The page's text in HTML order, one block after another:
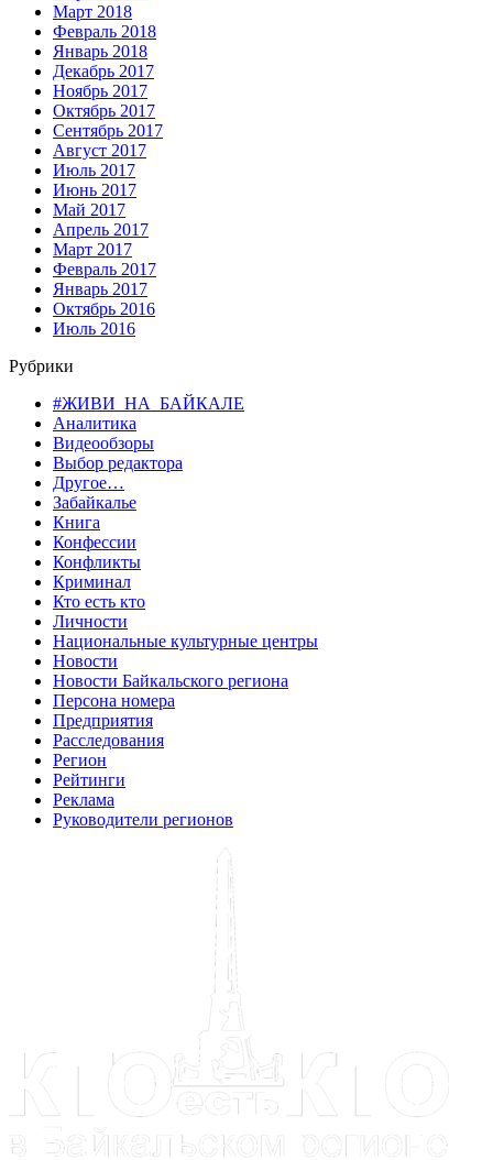
Март 2018
Февраль 2018
Январь 2018
Декабрь 2017
Ноябрь 2017
Октябрь 2017
Сентябрь 2017
Август 2017
Июль 2017
Июнь 2017
Май 2017
Апрель 2017
Март 2017
Февраль 2017
Январь 2017
Октябрь 2016
Июль 2016
Рубрики
#ЖИВИ_НА_БАЙКАЛЕ
Аналитика
Видеообзоры
Выбор редактора
Другое…
Забайкалье
Книга
Конфессии
Конфликты
Криминал
Кто есть кто
Личности
Национальные культурные центры
Новости
Новости Байкальского региона
Персона номера
Предприятия
Расследования
Регион
Рейтинги
Реклама
Руководители регионов